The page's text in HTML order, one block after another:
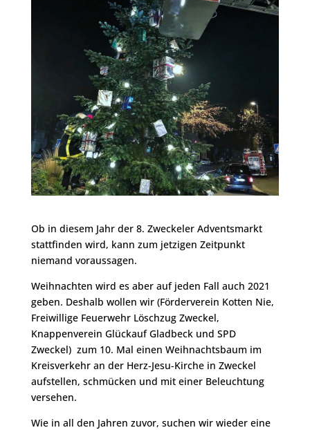
Ob in diesem Jahr der 8. Zweckeler Adventsmarkt
stattfinden wird, kann zum jetzigen Zeitpunkt
niemand voraussagen.
Weihnachten wird es aber auf jeden Fall auch 2021
geben. Deshalb wollen wir (Förderverein Kotten Nie,
Freiwillige Feuerwehr Löschzug Zweckel,
Knappenverein Glückauf Gladbeck und SPD
Zweckel) zum 10. Mal einen Weihnachtsbaum im
Kreisverkehr an der Herz-Jesu-Kirche in Zweckel
aufstellen, schmücken und mit einer Beleuchtung
versehen.
Wie in all den Jahren zuvor, suchen wir wieder eine